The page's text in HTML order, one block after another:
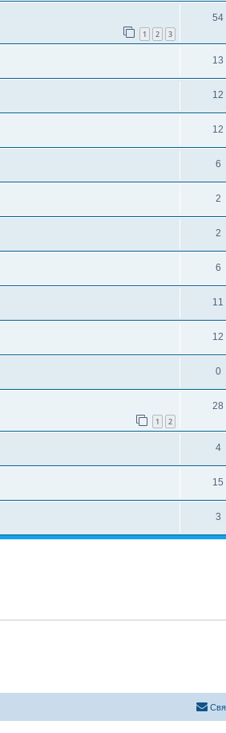
1 2 3
54
13
12
12
6
2
2
6
11
12
0
1 2
28
4
15
3